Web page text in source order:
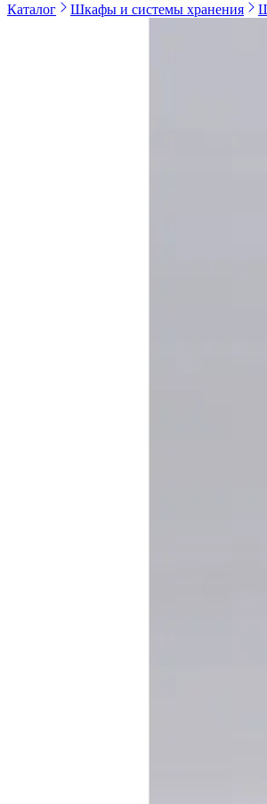
Каталог Шкафы и системы хранения